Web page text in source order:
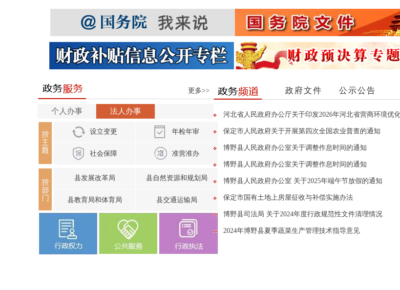
更多>>
个人办事 法人办事
设立变更 年检年审
社会保障 准营准办
县发展改革局 县自然资源和规划局
县教育局和体育局 县交通运输局
政府文件 公示公告
河北省人民政府办公厅关于印发2026年河北省营商环境优化
保定市人民政府关于开展第四次全国农业普查的通知
博野县人民政府办公室关于调整作息时间的通知
博野县人民政府办公室关于调整作息时间的通知
博野县人民政府办公室 关于2025年端午节放假的通知
保定市国有土地上房屋征收与补偿实施办法
博野县司法局 关于2024年度行政规范性文件清理情况
2024年博野县夏季蔬菜生产管理技术指导意见